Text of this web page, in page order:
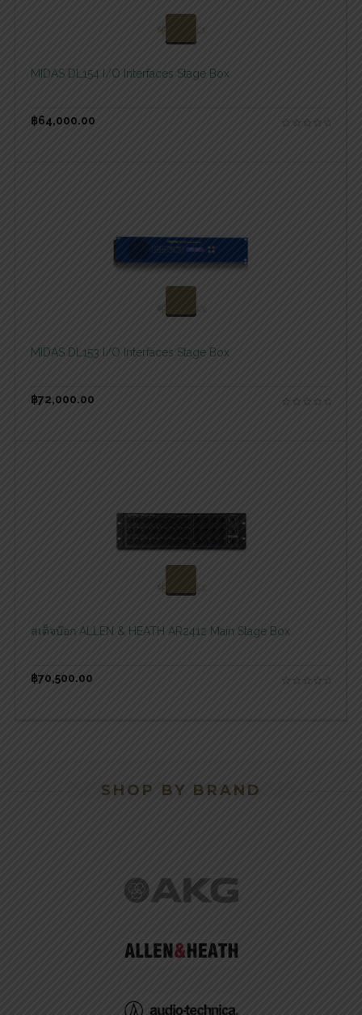
MIDAS DL154 I/O Interfaces Stage Box
฿64,000.00
สอบถามและสั่งซื้อสินค้า
MIDAS DL153 I/O Interfaces Stage Box
฿72,000.00
สอบถามและสั่งซื้อสินค้า
สเต็จบ๊อก ALLEN & HEATH AR2412 Main Stage Box
฿70,500.00
SHOP BY BRAND